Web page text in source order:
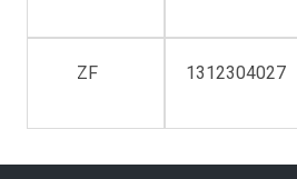
ZF 1312304027